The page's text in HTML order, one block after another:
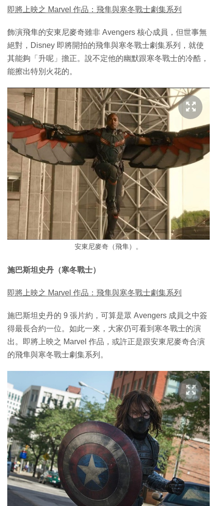
即將上映之 Marvel 作品：飛隼與寒冬戰士劇集系列
飾演飛隼的安東尼麥奇雖非 Avengers 核心成員，但世事無
絕對，Disney 即將開拍的飛隼與寒冬戰士劇集系列，就使
其能夠「升呢」擔正。說不定他的幽默跟寒冬戰士的冷酷，
能擦出特別火花的。
安東尼麥奇（飛隼）。
施巴斯坦史丹（寒冬戰士）
即將上映之 Marvel 作品：飛隼與寒冬戰士劇集系列
施巴斯坦史丹的 9 張片約，可算是眾 Avengers 成員之中簽
得最長合約一位。如此一來，大家仍可看到寒冬戰士的演
出。即將上映之 Marvel 作品，或許正是跟安東尼麥奇合演
的飛隼與寒冬戰士劇集系列。